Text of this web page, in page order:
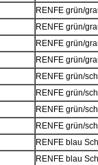
RENFE grün/
RENFE grün/
RENFE grün/
RENFE grün/
RENFE grün/
RENFE grün/
RENFE grün/
RENFE grün/
RENFE blau
RENFE blau